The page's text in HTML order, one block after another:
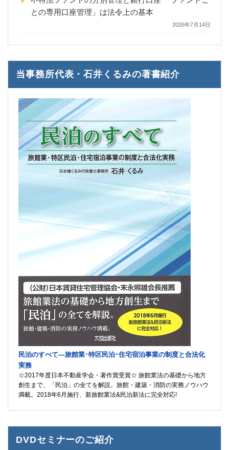
との専用口座管理」は法令上の基本
2026年7月14日
当事務所代表・石井くるみの著書紹介
民泊のすべて―旅館業･特区民泊･住宅宿泊事業の制度と合法化
実務
☆2017年度日本不動産学会・著作賞受賞☆ 旅館業法の基礎から地方
創生まで、「民泊」の全てを解説。旅館・建築・消防の実務ノウハウ
満載。2018年6月施行、新旅館業法&民泊新法に完全対応!
DVDセミナーのご紹介